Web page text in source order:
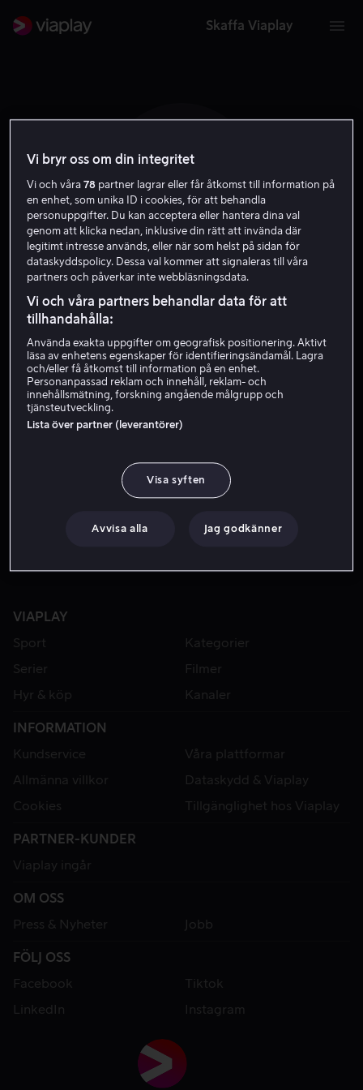
Skaffa Viaplay
J H
Jake Horowitz
VIAPLAY
Sport
Kategorier
Serier
Filmer
Hyr & köp
Kanaler
INFORMATION
Kundservice
Våra plattformar
Allmänna villkor
Dataskydd & Viaplay
Cookies
Tillgänglighet hos Viaplay
PARTNER-KUNDER
Viaplay ingår
OM OSS
Press & Nyheter
Jobb
FÖLJ OSS
Facebook
Tiktok
LinkedIn
Instagram
Vi bryr oss om din integritet
Vi och våra78 partner lagrar eller får åtkomst till information på
en enhet, som unika ID i cookies, för att behandla
personuppgifter. Du kan acceptera eller hantera dina val
genom att klicka nedan, inklusive din rätt att invända där
legitimt intresse används, eller när som helst på sidan för
dataskyddspolicy. Dessa val kommer att signaleras till våra
partners och påverkar inte webbläsningsdata.
Vi och våra partners behandlar data för att
tillhandahålla:
Använda exakta uppgifter om geografisk positionering. Aktivt
läsa av enhetens egenskaper för identifieringsändamål. Lagra
och/eller få åtkomst till information på en enhet.
Personanpassad reklam och innehåll, reklam- och
innehållsmätning, forskning angående målgrupp och
tjänsteutveckling.
Lista över partner (leverantörer)
Visa syften
Avvisa alla Jag godkänner